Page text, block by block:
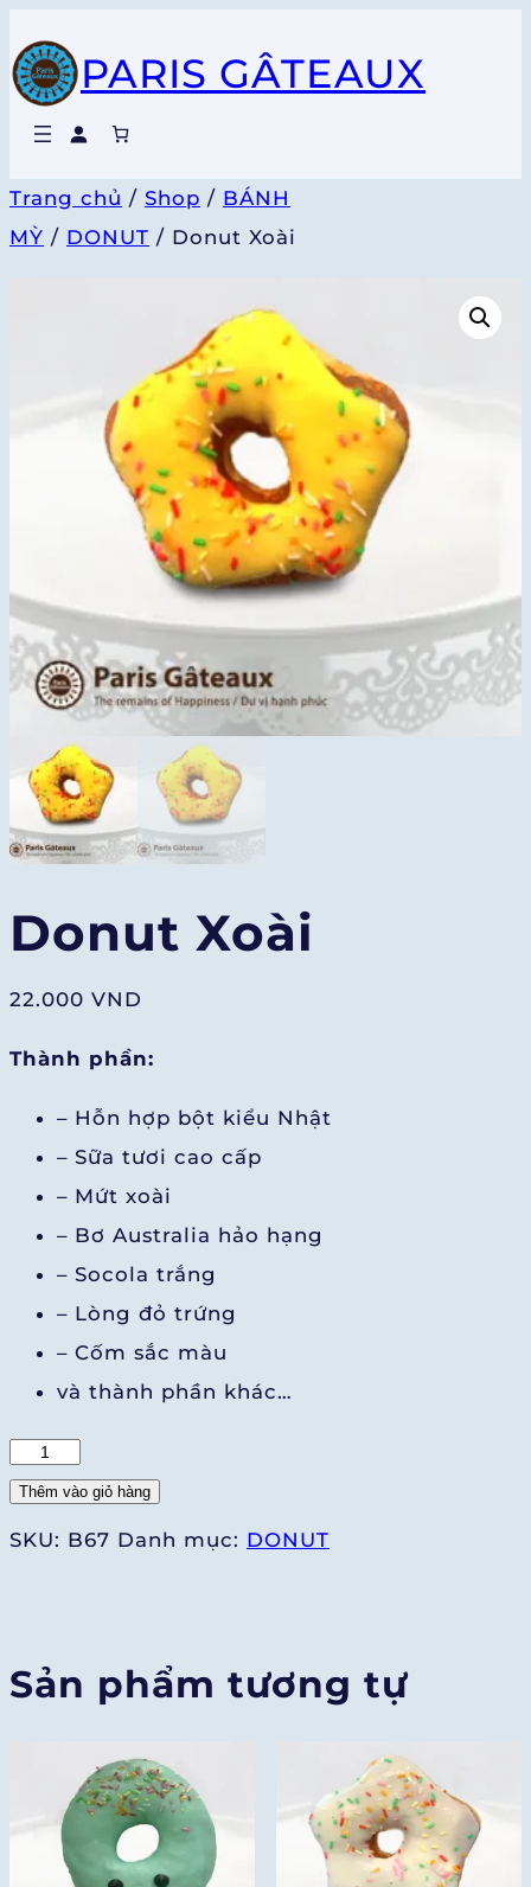
đến
phần
nội
PARIS GÂTEAUX
Trang chủ / Shop / BÁNH
MỲ / DONUT / Donut Xoài
Donut Xoài
22.000 VND
Thành phần:
– Hỗn hợp bột kiểu Nhật
– Sữa tươi cao cấp
– Mứt xoài
– Bơ Australia hảo hạng
– Socola trắng
– Lòng đỏ trứng
– Cốm sắc màu
và thành phần khác…
Donut
Xoài
số
Thêm vào giỏ hàng
SKU: B67 Danh mục: DONUT
Sản phẩm tương tự